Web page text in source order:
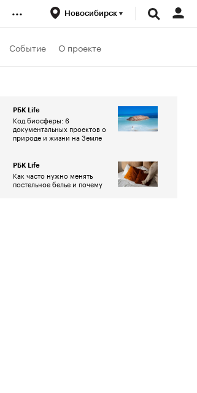
... Новосибирск
Событие О проекте
РБК Life
Код биосферы: 6
документальных проектов о
природе и жизни на Земле
РБК Life
Как часто нужно менять
постельное белье и почему